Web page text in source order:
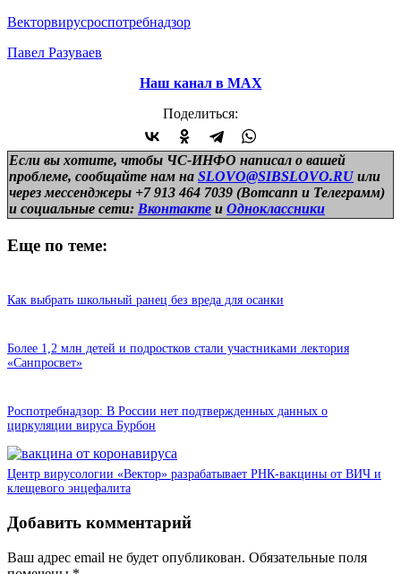
Векторвирусроспотребнадзор
Павел Разуваев
Наш канал в МАХ
Поделиться:
Если вы хотите, чтобы ЧС-ИНФО написал о вашей
проблеме, сообщайте нам на SLOVO@SIBSLOVO.RU или
через мессенджеры +7 913 464 7039 (Вотсапп и Телеграмм)
и социальные сети: Вконтакте и Одноклассники
Еще по теме:
Как выбрать школьный ранец без вреда для осанки
Более 1,2 млн детей и подростков стали участниками лектория
«Санпросвет»
Роспотребнадзор: В России нет подтвержденных данных о
циркуляции вируса Бурбон
Центр вирусологии «Вектор» разрабатывает РНК-вакцины от ВИЧ и
клещевого энцефалита
Добавить комментарий
Ваш адрес email не будет опубликован. Обязательные поля